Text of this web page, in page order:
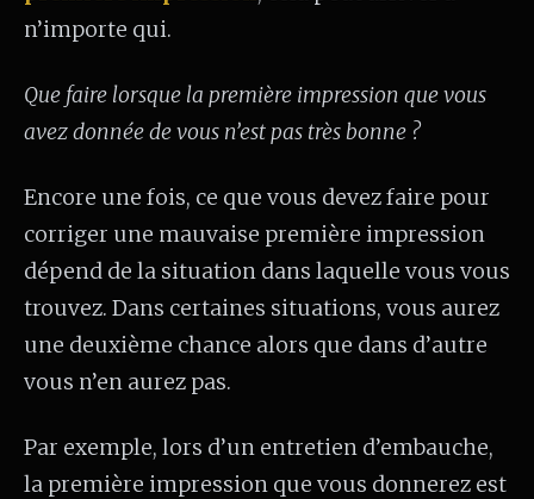
n’importe qui.
Que faire lorsque la première impression que vous
avez donnée de vous n’est pas très bonne ?
Encore une fois, ce que vous devez faire pour
corriger une mauvaise première impression
dépend de la situation dans laquelle vous vous
trouvez. Dans certaines situations, vous aurez
une deuxième chance alors que dans d’autre
vous n’en aurez pas.
Par exemple, lors d’un entretien d’embauche,
la première impression que vous donnerez est